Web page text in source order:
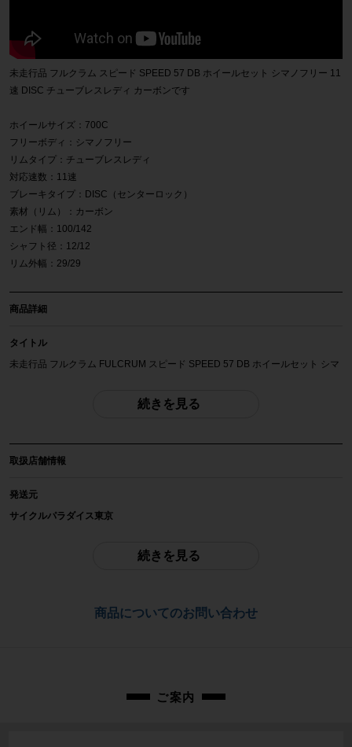
未走行品 フルクラム スピード SPEED 57 DB ホイールセット シマノフリー 11
速 DISC チューブレスレディ カーボンです
ホイールサイズ：700C
フリーボディ：シマノフリー
リムタイプ：チューブレスレディ
対応速数：11速
ブレーキタイプ：DISC（センターロック）
素材（リム）：カーボン
エンド幅：100/142
シャフト径：12/12
リム外幅：29/29
商品詳細
タイトル
未走行品 フルクラム FULCRUM スピード SPEED 57 DB ホイールセット シマ
メーカー
FULCRUM
参考価格
続きを見る
取扱店舗情報
発送元
サイクルパラダイス東京
続きを見る
商品についてのお問い合わせ
ご案内